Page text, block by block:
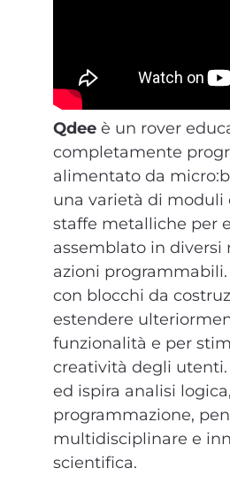
Qdee è un rover
completamente
alimentato da
una varietà di moduli
staffe metalliche per
assemblato in diversi
azioni
con blocchi da
estendere
funzionalità e per
creatività degli utenti.
ed ispira analisi
programmazione,
multidisciplinare e
scientifica.